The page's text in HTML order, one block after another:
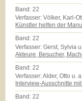
Band:22
Verfasser: Völker, Karl-
Künstler helfen der
Band:22
Verfasser: Gerst, Sylvia
Akteure, Besucher,
Band:22
Verfasser: Alder, Otto u.
Interview-Ausschnitte
Band:22